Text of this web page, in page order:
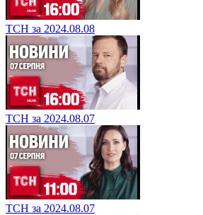
ТСН за 2024.08.08
ТСН за 2024.08.07
ТСН за 2024.08.07